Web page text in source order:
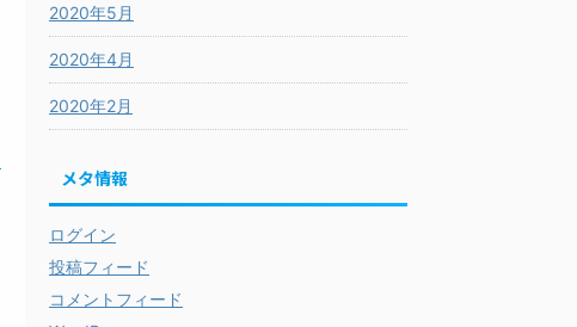
2020年5月
2020年4月
2020年2月
メタ情報
ログイン
投稿フィード
コメントフィード